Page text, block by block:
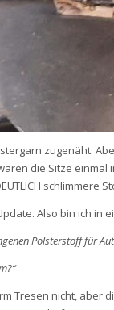
zugenäht.
die Sitze
schlimmere
Also bin ich in
Polsterstoff für
Tresen nicht, aber